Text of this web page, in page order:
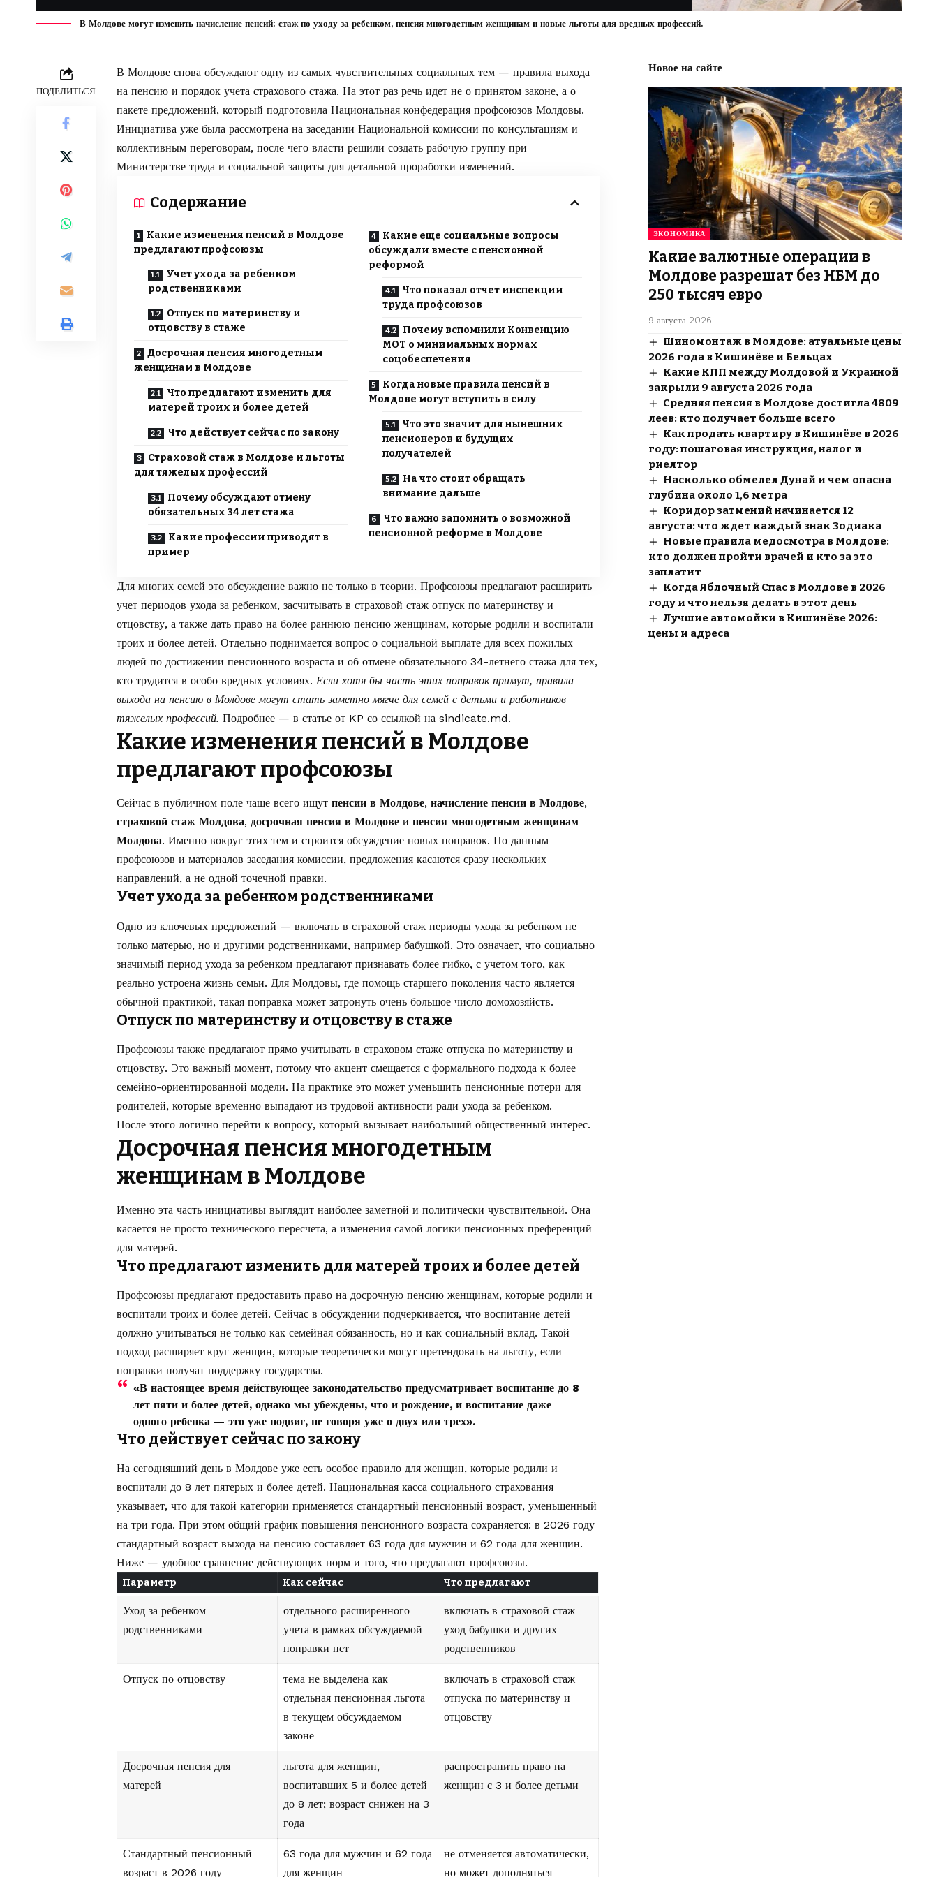
В Молдове могут изменить начисление пенсий: стаж по уходу за ребенком, пенсия многодетным женщинам и новые льготы для вредных профессий.
ПОДЕЛИТЬСЯ
В Молдове снова обсуждают одну из самых чувствительных социальных тем — правила выхода
на пенсию и порядок учета страхового стажа. На этот раз речь идет не о принятом законе, а о
пакете предложений, который подготовила Национальная конфедерация профсоюзов Молдовы.
Инициатива уже была рассмотрена на заседании Национальной комиссии по консультациям и
коллективным переговорам, после чего власти решили создать рабочую группу при
Министерстве труда и социальной защиты для детальной проработки изменений.
Содержание
Какие изменения пенсий в Молдове
предлагают профсоюзы
Учет ухода за ребенком
родственниками
Отпуск по материнству и
отцовству в стаже
Досрочная пенсия многодетным
женщинам в Молдове
Что предлагают изменить для
матерей троих и более детей
Что действует сейчас по закону
Страховой стаж в Молдове и льготы
для тяжелых профессий
Почему обсуждают отмену
обязательных 34 лет стажа
Какие профессии приводят в
пример
Какие еще социальные вопросы
обсуждали вместе с пенсионной
реформой
Что показал отчет инспекции
труда профсоюзов
Почему вспомнили Конвенцию
МОТ о минимальных нормах
соцобеспечения
Когда новые правила пенсий в
Молдове могут вступить в силу
Что это значит для нынешних
пенсионеров и будущих
получателей
На что стоит обращать
внимание дальше
Что важно запомнить о возможной
пенсионной реформе в Молдове
Для многих семей это обсуждение важно не только в теории. Профсоюзы предлагают расширить
учет периодов ухода за ребенком, засчитывать в страховой стаж отпуск по материнству и
отцовству, а также дать право на более раннюю пенсию женщинам, которые родили и воспитали
троих и более детей. Отдельно поднимается вопрос о социальной выплате для всех пожилых
людей по достижении пенсионного возраста и об отмене обязательного 34-летнего стажа для тех,
кто трудится в особо вредных условиях. Если хотя бы часть этих поправок примут, правила
выхода на пенсию в Молдове могут стать заметно мягче для семей с детьми и работников
тяжелых профессий. Подробнее — в статье от KP со ссылкой на sindicate.md.
Какие изменения пенсий в Молдове
предлагают профсоюзы
Сейчас в публичном поле чаще всего ищут пенсии в Молдове, начисление пенсии в Молдове,
страховой стаж Молдова, досрочная пенсия в Молдове и пенсия многодетным женщинам
Молдова. Именно вокруг этих тем и строится обсуждение новых поправок. По данным
профсоюзов и материалов заседания комиссии, предложения касаются сразу нескольких
направлений, а не одной точечной правки.
Учет ухода за ребенком родственниками
Одно из ключевых предложений — включать в страховой стаж периоды ухода за ребенком не
только матерью, но и другими родственниками, например бабушкой. Это означает, что социально
значимый период ухода за ребенком предлагают признавать более гибко, с учетом того, как
реально устроена жизнь семьи. Для Молдовы, где помощь старшего поколения часто является
обычной практикой, такая поправка может затронуть очень большое число домохозяйств.
Отпуск по материнству и отцовству в стаже
Профсоюзы также предлагают прямо учитывать в страховом стаже отпуска по материнству и
отцовству. Это важный момент, потому что акцент смещается с формального подхода к более
семейно-ориентированной модели. На практике это может уменьшить пенсионные потери для
родителей, которые временно выпадают из трудовой активности ради ухода за ребенком.
После этого логично перейти к вопросу, который вызывает наибольший общественный интерес.
Досрочная пенсия многодетным
женщинам в Молдове
Именно эта часть инициативы выглядит наиболее заметной и политически чувствительной. Она
касается не просто технического пересчета, а изменения самой логики пенсионных преференций
для матерей.
Что предлагают изменить для матерей троих и более детей
Профсоюзы предлагают предоставить право на досрочную пенсию женщинам, которые родили и
воспитали троих и более детей. Сейчас в обсуждении подчеркивается, что воспитание детей
должно учитываться не только как семейная обязанность, но и как социальный вклад. Такой
подход расширяет круг женщин, которые теоретически могут претендовать на льготу, если
поправки получат поддержку государства.
«В настоящее время действующее законодательство предусматривает воспитание до 8
лет пяти и более детей, однако мы убеждены, что и рождение, и воспитание даже
одного ребенка — это уже подвиг, не говоря уже о двух или трех».
Что действует сейчас по закону
На сегодняшний день в Молдове уже есть особое правило для женщин, которые родили и
воспитали до 8 лет пятерых и более детей. Национальная касса социального страхования
указывает, что для такой категории применяется стандартный пенсионный возраст, уменьшенный
на три года. При этом общий график повышения пенсионного возраста сохраняется: в 2026 году
стандартный возраст выхода на пенсию составляет 63 года для мужчин и 62 года для женщин.
Ниже — удобное сравнение действующих норм и того, что предлагают профсоюзы.
Параметр Как сейчас Что предлагают
Уход за ребенком
родственниками
отдельного расширенного
учета в рамках обсуждаемой
поправки нет
включать в страховой стаж
уход бабушки и других
родственников
Отпуск по отцовству
тема не выделена как
отдельная пенсионная льгота
в текущем обсуждаемом
законе
включать в страховой стаж
отпуска по материнству и
отцовству
Досрочная пенсия для
матерей
льгота для женщин,
воспитавших 5 и более детей
до 8 лет; возраст снижен на 3
года
распространить право на
женщин с 3 и более детьми
Стандартный пенсионный
возраст в 2026 году
63 года для мужчин и 62 года
для женщин
не отменяется автоматически,
но может дополняться
Новое на сайте
ЭКОНОМИКА
Какие валютные операции в
Молдове разрешат без НБМ до
250 тысяч евро
9 августа 2026
Шиномонтаж в Молдове: атуальные цены
2026 года в Кишинёве и Бельцах
Какие КПП между Молдовой и Украиной
закрыли 9 августа 2026 года
Средняя пенсия в Молдове достигла 4809
леев: кто получает больше всего
Как продать квартиру в Кишинёве в 2026
году: пошаговая инструкция, налог и
риелтор
Насколько обмелел Дунай и чем опасна
глубина около 1,6 метра
Коридор затмений начинается 12
августа: что ждет каждый знак Зодиака
Новые правила медосмотра в Молдове:
кто должен пройти врачей и кто за это
заплатит
Когда Яблочный Спас в Молдове в 2026
году и что нельзя делать в этот день
Лучшие автомойки в Кишинёве 2026:
цены и адреса